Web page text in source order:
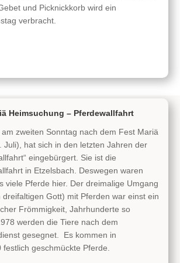
und Picknickkorb wird ein
verbracht.
Heimsuchung – Pferdewallfahrt
zweiten Sonntag nach dem Fest Mariä
Juli), hat sich in den letzten Jahren der
eingebürgert. Sie ist die
in Etzelsbach. Deswegen waren
viele Pferde hier. Der dreimalige Umgang
dreifaltigen Gott) mit Pferden war einst ein
Frömmigkeit, Jahrhunderte so
werden die Tiere nach dem
gesegnet. Es kommen in
geschmückte Pferde.